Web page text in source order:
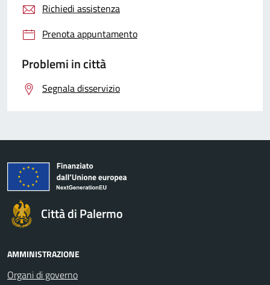
Richiedi assistenza
Prenota appuntamento
Problemi in città
Segnala disservizio
Città di Palermo
AMMINISTRAZIONE
Organi di governo